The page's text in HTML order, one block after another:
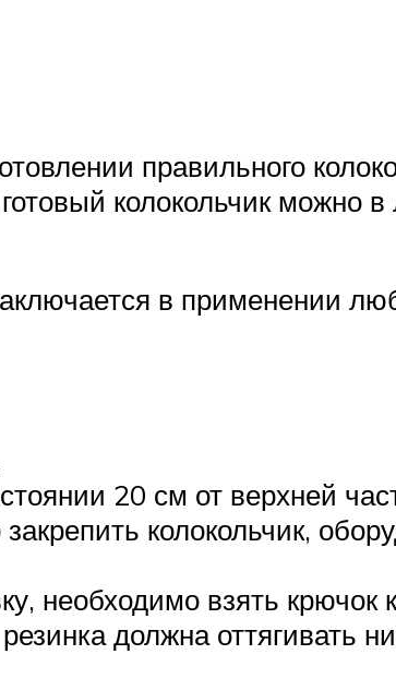
правильного
колокольчик можно
в применении
20 см от верхней
колокольчик,
необходимо взять крючок
должна оттягивать